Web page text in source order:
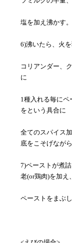
塩を加え沸かす。
6)沸いたら、火
コリアンダー、
に
1種入れる毎に
をという具合に
全てのスパイス
底をこそげなが
7)ペーストが煮
老(or鶏肉)を加え、
ペーストをまぶ